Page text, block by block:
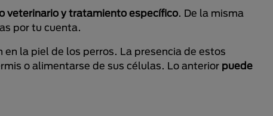
veterinario y tratamiento específico. De la misma
por tu cuenta.
la piel de los perros. La presencia de estos
o alimentarse de sus células. Lo anterior puede